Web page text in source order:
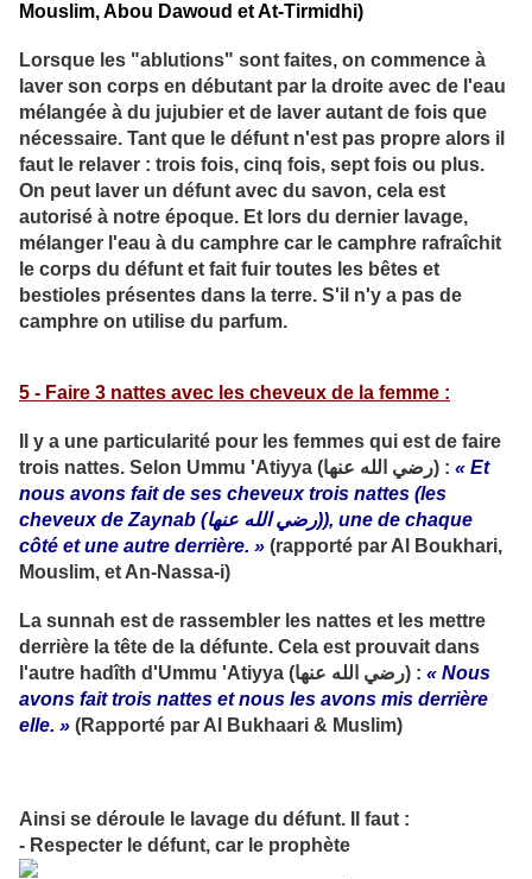
Mouslim, Abou Dawoud et At-Tirmidhi)
Lorsque les "ablutions" sont faites, on commence à
laver son corps en débutant par la droite avec de l'eau
mélangée à du jujubier et de laver autant de fois que
nécessaire. Tant que le défunt n'est pas propre alors il
faut le relaver : trois fois, cinq fois, sept fois ou plus.
On peut laver un défunt avec du savon, cela est
autorisé à notre époque. Et lors du dernier lavage,
mélanger l'eau à du camphre car le camphre rafraîchit
le corps du défunt et fait fuir toutes les bêtes et
bestioles présentes dans la terre. S'il n'y a pas de
camphre on utilise du parfum.
5 - Faire 3 nattes avec les cheveux de la femme :
Il y a une particularité pour les femmes qui est de faire
trois nattes. Selon Ummu 'Atiyya (رضي الله عنها) : « Et
nous avons fait de ses cheveux trois nattes (les
cheveux de Zaynab (رضي الله عنها)), une de chaque
côté et une autre derrière. » (rapporté par Al Boukhari,
Mouslim, et An-Nassa-i)
La sunnah est de rassembler les nattes et les mettre
derrière la tête de la défunte. Cela est prouvait dans
l'autre hadîth d'Ummu 'Atiyya (رضي الله عنها) : « Nous
avons fait trois nattes et nous les avons mis derrière
elle. » (Rapporté par Al Bukhaari & Muslim)
Ainsi se déroule le lavage du défunt. Il faut :
- Respecter le défunt, car le prophète